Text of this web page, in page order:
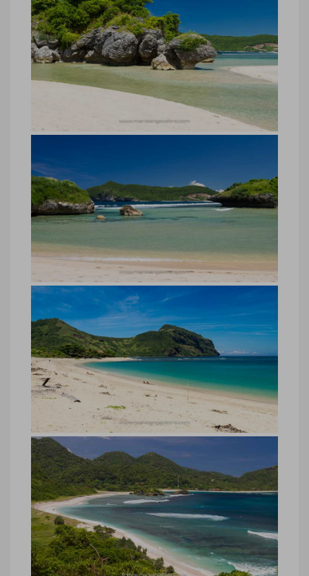
Indonésie, plage Rantung, île de
Sumbawa
Indonésie, plage Rantung, île de
Sumbawa © Marie-Ange Ostré
Indonésie, plage Rantung, île de
Sumbawa
Sumbawa © Marie-Ange Ostré
Indonésie, plage Rantung, île de
Sumbawa
Indonésie, plage Rantung, île de
Sumbawa © Marie-Ange Ostré
Indonésie, plage Rantung, île de
Sumbawa
Indonésie, plage Rantung, île de
Sumbawa © Marie-Ange Ostré